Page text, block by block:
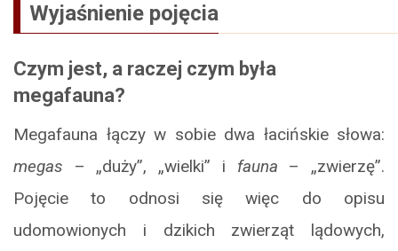
Wyjaśnienie pojęcia
Czym jest, a raczej czym była
megafauna?
Megafauna łączy w sobie dwa łacińskie słowa:
megas – „duży”, „wielki” i fauna – „zwierzę”.
Pojęcie to odnosi się więc do opisu
udomowionych i dzikich zwierząt lądowych,